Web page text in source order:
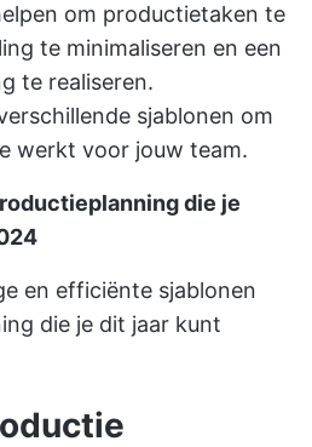
om productietaken te
te minimaliseren en een
te realiseren.
sjablonen om
werkt voor jouw team.
die je
en efficiënte sjablonen
die je dit jaar kunt